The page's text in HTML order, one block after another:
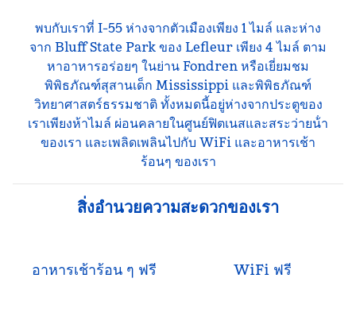
พบกับเราที่ I-55 ห่างจากตัวเมืองเพียง 1 ไมล์ และห่าง
จาก Bluff State Park ของ Lefleur เพียง 4 ไมล์ ตาม
หาอาหารอร่อยๆ ในย่าน Fondren หรือเยี่ยมชม
พิพิธภัณฑ์สุสานเด็ก Mississippi และพิพิธภัณฑ์
วิทยาศาสตร์ธรรมชาติ ทั้งหมดนี้อยู่ห่างจากประตูของ
เราเพียงห้าไมล์ ผ่อนคลายในศูนย์ฟิตเนสและสระว่ายน้ํา
ของเรา และเพลิดเพลินไปกับ WiFi และอาหารเช้า
ร้อนๆ ของเรา
สิ่งอํานวยความสะดวกของเรา
อาหารเช้าร้อน ๆ ฟรี WiFi ฟรี